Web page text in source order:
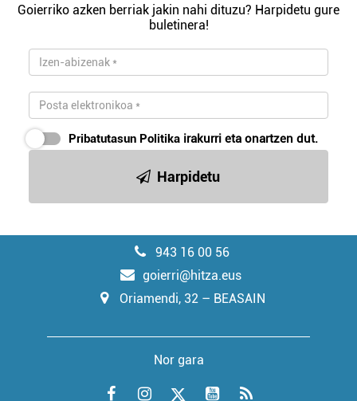
Goierriko azken berriak jakin nahi dituzu? Harpidetu gure
buletinera!
Pribatutasun Politika irakurri eta onartzen dut.
Harpidetu
943 16 00 56
goierri@hitza.eus
Oriamendi, 32 – BEASAIN
Nor gara